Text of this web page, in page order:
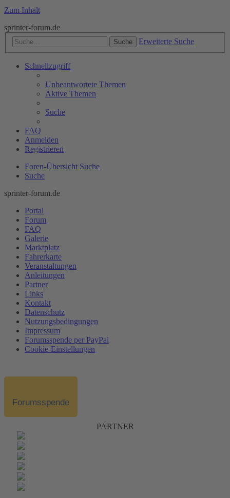
Zum Inhalt
sprinter-forum.de
Suche Erweiterte Suche
Schnellzugriff
Unbeantwortete Themen
Aktive Themen
Suche
FAQ
Anmelden
Registrieren
Foren-Übersicht Suche
Suche
sprinter-forum.de
Portal
Forum
FAQ
Galerie
Marktplatz
Fahrerkarte
Veranstaltungen
Anleitungen
Partner
Links
Kontakt
Datenschutz
Nutzungsbedingungen
Impressum
Forumsspende per PayPal
Cookie-Einstellungen
Forumsspende
PARTNER